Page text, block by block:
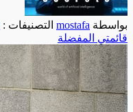
بواسطة mostafa التصنيفات :
قائمتي المفضلة